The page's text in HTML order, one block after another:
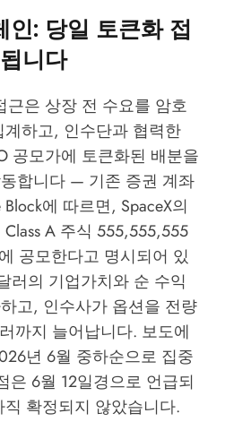
인: 당일 토큰화 접
니다
근은 상장 전 수요를 암호
하고, 인수단과 협력한
공모가에 토큰화된 배분을
합니다 — 기존 증권 계좌
Block에 따르면, SpaceX의
A 주식 555,555,555
공모한다고 명시되어 있
러의 기업가치와 순 수익
고, 인수사가 옵션을 전량
까지 늘어납니다. 보도에
년 6월 중하순으로 집중
은 6월 12일경으로 언급되
확정되지 않았습니다.